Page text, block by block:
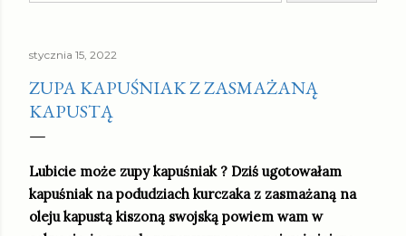
stycznia 15, 2022
ZUPA KAPUŚNIAK Z ZASMAŻANĄ
KAPUSTĄ
Lubicie może zupy kapuśniak ? Dziś ugotowałam
kapuśniak na podudziach kurczaka z zasmażaną na
oleju kapustą kiszoną swojską powiem wam w